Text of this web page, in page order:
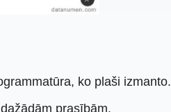
ko plaši izmanto.
prasībām.